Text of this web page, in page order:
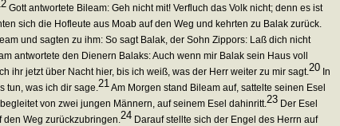
Gott antwortete Bileam: Geh nicht mit! Verfluch das Volk nicht; denn es ist
sich die Hofleute aus Moab auf den Weg und kehrten zu Balak zurück.
und sagten zu ihm: So sagt Balak, der Sohn Zippors: Laß dich nicht
antwortete den Dienern Balaks: Auch wenn mir Balak sein Haus voll
ihr jetzt über Nacht hier, bis ich weiß, was der Herr weiter zu mir sagt. 20 In
tun, was ich dir sage. 21 Am Morgen stand Bileam auf, sattelte seinen Esel
von zwei jungen Männern, auf seinem Esel dahinritt. 23 Der Esel
Weg zurückzubringen. 24 Darauf stellte sich der Engel des Herrn auf